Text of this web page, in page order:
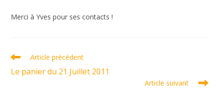
Merci à Yves pour ses contacts !
Read
articles
Article précédent
Le panier du 21 Juillet 2011
Article suivant